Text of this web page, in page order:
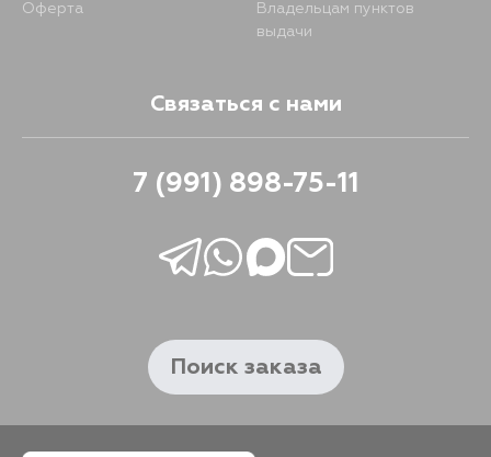
Оферта
Владельцам пунктов
выдачи
Связаться с нами
7 (991) 898-75-11
Поиск заказа